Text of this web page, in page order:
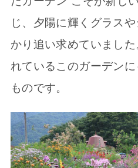
じ、夕陽に輝くグラス
かり追い求めていまし
れているこのガーデン
ものです。